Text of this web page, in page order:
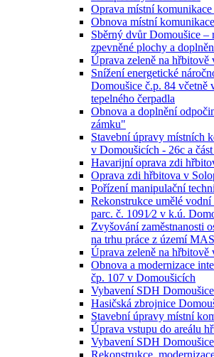
Oprava místní
Obnova místní
Sběrný dvůr Domoušice –
zpevněné plochy a
Úprava zeleně na hřbitově
Snížení energetické
Domoušice č.p. 84 včetně
tepelného čerpadla
Obnova a doplnění
zámku"
Stavební úpravy místních
v Domoušicích - 26c a
Havarijní oprava zdi
Oprava zdi hřbitova v
Pořízení manipulační
Rekonstrukce umělé vodní
parc. č. 1091⁄2 v k.ú.
Zvyšování zaměstnanosti
na trhu práce z území
Úprava zeleně na hřbitově
Obnova a modernizace
čp. 107 v Domoušicích
Vybavení SDH
Hasičská zbrojnice
Stavební úpravy místní
Úprava vstupu do areálu
Vybavení SDH
Rekonstrukce,